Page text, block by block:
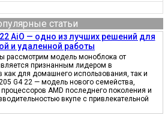
статьи
AiO — одно из лучших решений для
и удаленной работы
рассмотрим модель моноблока от
признанным лидером в
как для домашнего использования, так и
G4 22 — модель нового семейства,
AMD последнего поколения и
вкупе с привлекательной